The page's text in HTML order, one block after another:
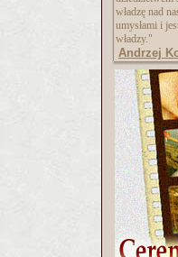
władzę nad
umysłami i
władzy."
Andrzej